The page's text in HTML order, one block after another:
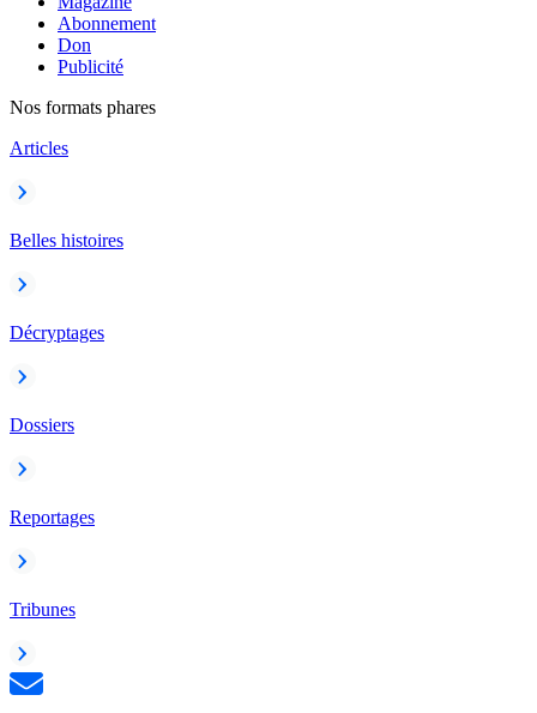
Abonnement
Don
Publicité
Nos formats phares
Articles
Belles histoires
Décryptages
Dossiers
Reportages
Tribunes